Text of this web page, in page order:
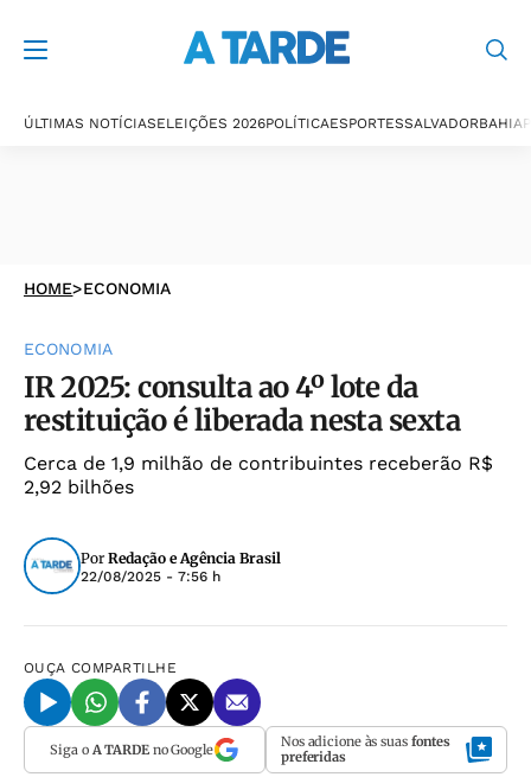
ÚLTIMAS NOTÍCIASELEIÇÕES 2026POLÍTICAESPORTESSALVADORBAHIA
HOME>ECONOMIA
ECONOMIA
IR 2025: consulta ao 4º lote da
restituição é liberada nesta sexta
Cerca de 1,9 milhão de contribuintes receberão R$
2,92 bilhões
Por Redação e Agência Brasil
22/08/2025 - 7:56 h
OUÇA COMPARTILHE
Siga o A TARDEno Google Nos adicione às suas fontes
preferidas